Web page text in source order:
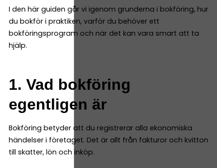
I den här guiden går vi igenom grunderna i bokföring, hur
du bokför i praktiken, varför du behöver ett
bokföringsprogram och när det kan vara smart att ta
hjälp.
1. Vad bokföring
egentligen är
Bokföring betyder att du registrerar alla ekonomiska
händelser i företaget. Det är allt från fakturor och kvitton
till skatter, lön och inköp.